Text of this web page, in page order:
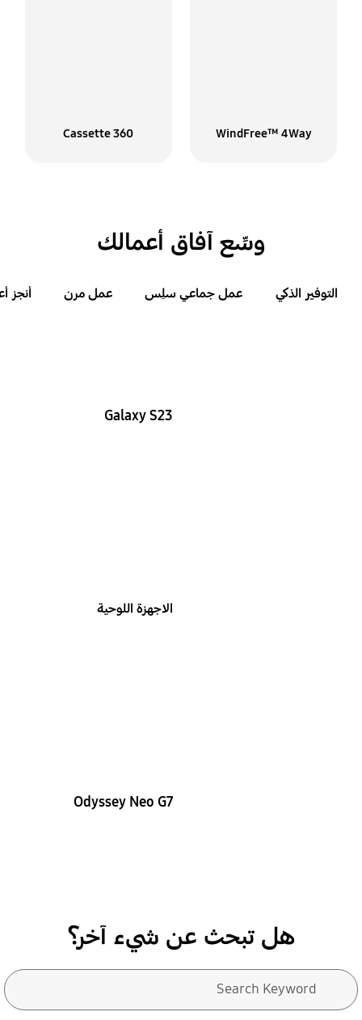
WindFree™ 4Way
360 Cassette
وسِّع آفاق أعمالك
التوفير الذكي عمل جماعي سلِس عمل مرن أنجز
Galaxy S23
الاجهزة اللوحية
Odyssey Neo G7
هل تبحث عن شيء آخر؟
Search Keyword